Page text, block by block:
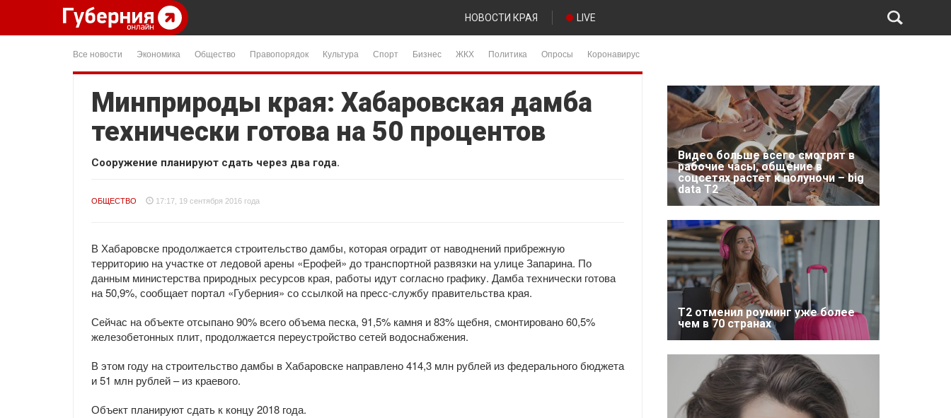
НОВОСТИ КРАЯ LIVE
Все новости Экономика Общество Правопорядок Культура Спорт Бизнес ЖКХ Политика Опросы Коронавирус
Минприроды края: Хабаровская дамба
технически готова на 50 процентов
Сооружение планируют сдать через два года.
ОБЩЕСТВО 17:17, 19 сентября 2016 года
В Хабаровске продолжается строительство дамбы, которая оградит от наводнений прибрежную
территорию на участке от ледовой арены «Ерофей» до транспортной развязки на улице Запарина. По
данным министерства природных ресурсов края, работы идут согласно графику. Дамба технически готова
на 50,9%, сообщает портал «Губерния» со ссылкой на пресс-службу правительства края.
Сейчас на объекте отсыпано 90% всего объема песка, 91,5% камня и 83% щебня, смонтировано 60,5%
железобетонных плит, продолжается переустройство сетей водоснабжения.
В этом году на строительство дамбы в Хабаровске направлено 414,3 млн рублей из федерального бюджета
и 51 млн рублей – из краевого.
Объект планируют сдать к концу 2018 года.
Видео больше всего смотрят в
рабочие часы, общение в
соцсетях растет к полуночи – big
data T2
Т2 отменил роуминг уже более
чем в 70 странах